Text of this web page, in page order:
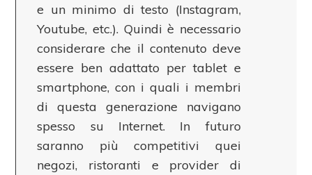
e un minimo di testo (Instagram,
Youtube, etc.). Quindi è necessario
considerare che il contenuto deve
essere ben adattato per tablet e
smartphone, con i quali i membri
di questa generazione navigano
spesso su Internet. In futuro
saranno più competitivi quei
negozi, ristoranti e provider di